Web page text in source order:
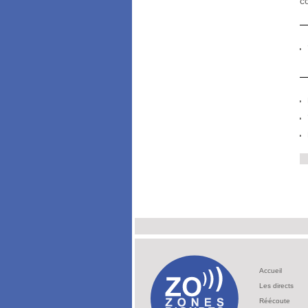
Accueil
Les directs
Réécoute